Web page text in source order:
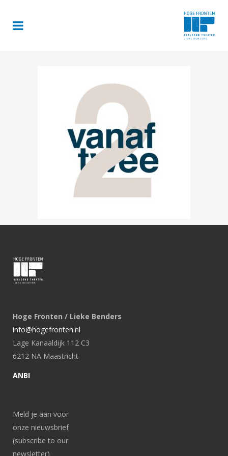
Hoge Fronten / Lieke Benders
info@hogefronten.nl
Lage Kanaaldijk 112 C3
6212 NA Maastricht
ANBI
Meld je aan voor
onze nieuwsbrief
(subscribe to our
newsletter)